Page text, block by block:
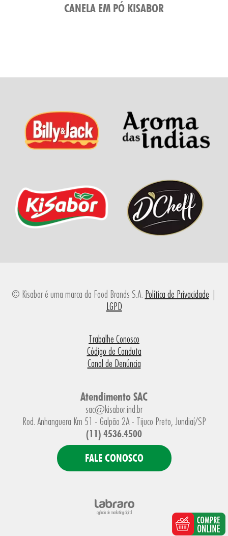
CANELA EM PÓ KISABOR
© Kisabor é uma marca da Food Brands S.A. Política de Privacidade |
LGPD
Trabalhe Conosco
Código de Conduta
Canal de Denúncia
Atendimento SAC
sac@kisabor.ind.br
Rod. Anhanguera Km 51 - Galpão 2A - Tijuco Preto, Jundiaí/SP
(11) 4536.4500
FALE CONOSCO
agência de marketing digital